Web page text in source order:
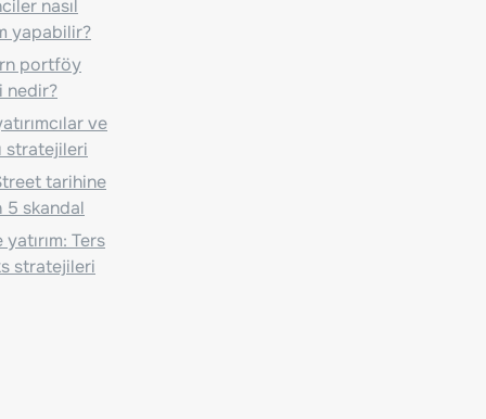
nasıl
yapabilir?
portföy
nedir?
ve
stratejileri
tarihine
5 skandal
Ters
stratejileri